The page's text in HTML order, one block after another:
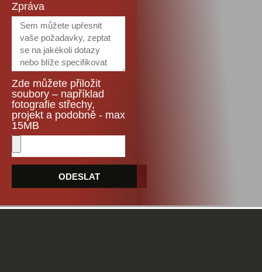
Zpráva
Zde můžete přiložit
soubory – například
fotografie střechy,
projekt a podobně - max
15MB
ODESLAT